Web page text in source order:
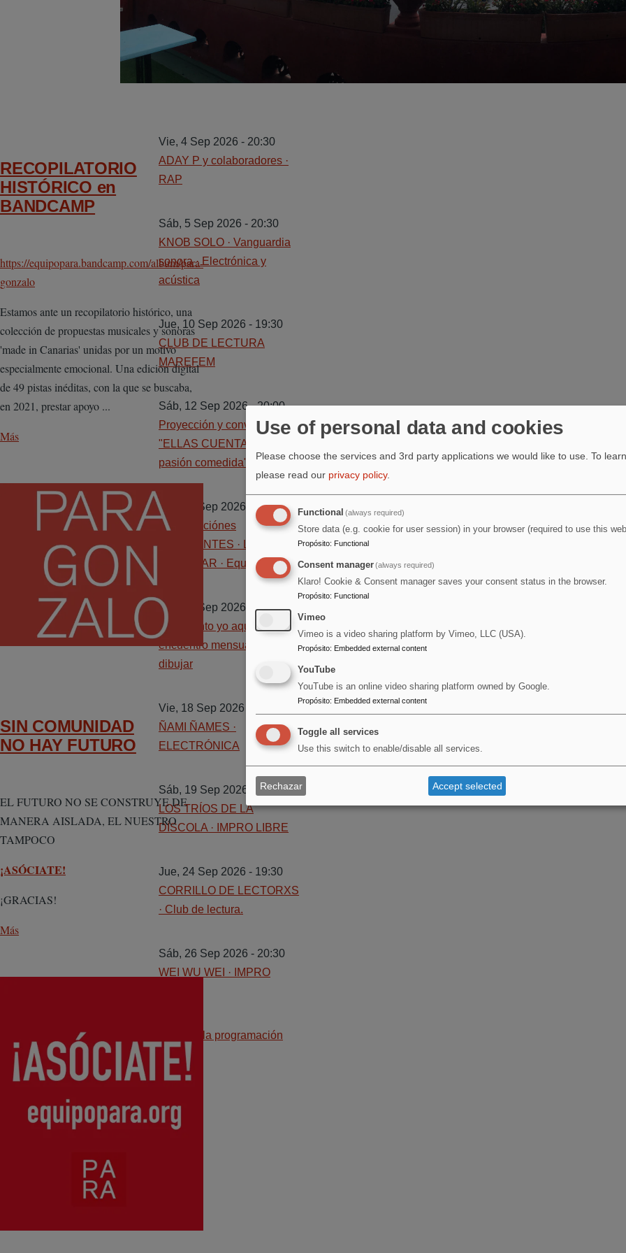
RECOPILATORIO
HISTÓRICO en
BANDCAMP
https://equipopara.bandcamp.com/album/para-
gonzalo
Estamos ante un recopilatorio histórico, una
colección de propuestas musicales y sonoras
'made in Canarias' unidas por un motivo
especialmente emocional. Una edición digital
de 49 pistas inéditas, con la que se buscaba,
en 2021, prestar apoyo ...
Más
SIN COMUNIDAD
NO HAY FUTURO
EL FUTURO NO SE CONSTRUYE DE
MANERA AISLADA, EL NUESTRO
TAMPOCO
¡ASÓCIATE!
¡GRACIAS!
Más
Vie, 4 Sep 2026 - 20:30
ADAY P y colaboradores ·
RAP
Sáb, 5 Sep 2026 - 20:30
KNOB SOLO · Vanguardia
sonora · Electrónica y
acústica
Jue, 10 Sep 2026 - 19:30
CLUB DE LECTURA
MAREFEM
Sáb, 12 Sep 2026 - 20:00
Proyección y conversación
"ELLAS CUENTAN...esta
pasión comedida"
Mar, 15 Sep 2026 - 19:00
Presentaciónes
ITINERANTES · LAVA
CIRCULAR · Equipo PARA
Jue, 17 Sep 2026 - 20:00
¿Qué pinto yo aquí?
encuentro mensual para
dibujar
Vie, 18 Sep 2026 - 20:30
ÑAMI ÑAMES ·
ELECTRÓNICA
Sáb, 19 Sep 2026 - 20:30
LOS TRÍOS DE LA
DÍSCOLA · IMPRO LIBRE
Jue, 24 Sep 2026 - 19:30
CORRILLO DE LECTORXS
· Club de lectura.
Sáb, 26 Sep 2026 - 20:30
WEI WU WEI · IMPRO
Ver toda la programación
Use of personal data and cookies
Please choose the services and 3rd party applications we would like to use. To
please read our privacy policy.
Functional (always required)
Store data (e.g. cookie for user session) in your browser (required to use this
Propósito: Functional
Consent manager(always required)
Klaro! Cookie & Consent manager saves your consent status in the browser.
Propósito: Functional
Vimeo
Vimeo is a video sharing platform by Vimeo, LLC (USA).
Propósito: Embedded external content
YouTube
YouTube is an online video sharing platform owned by Google.
Propósito: Embedded external content
Toggle all services
Use this switch to enable/disable all services.
Rechazar Accept selected